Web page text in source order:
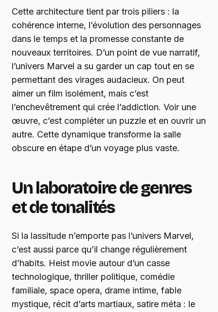
Cette architecture tient par trois piliers : la
cohérence interne, l’évolution des personnages
dans le temps et la promesse constante de
nouveaux territoires. D’un point de vue narratif,
l’univers Marvel a su garder un cap tout en se
permettant des virages audacieux. On peut
aimer un film isolément, mais c’est
l’enchevêtrement qui crée l’addiction. Voir une
œuvre, c’est compléter un puzzle et en ouvrir un
autre. Cette dynamique transforme la salle
obscure en étape d’un voyage plus vaste.
Un laboratoire de genres
et de tonalités
Si la lassitude n’emporte pas l’univers Marvel,
c’est aussi parce qu’il change régulièrement
d’habits. Heist movie autour d’un casse
technologique, thriller politique, comédie
familiale, space opera, drame intime, fable
mystique, récit d’arts martiaux, satire méta : le